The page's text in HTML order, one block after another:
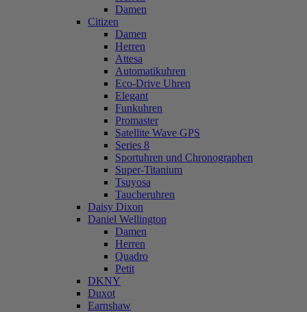
Damen
Citizen
Damen
Herren
Attesa
Automatikuhren
Eco-Drive Uhren
Elegant
Funkuhren
Promaster
Satellite Wave GPS
Series 8
Sportuhren und Chronographen
Super-Titanium
Tsuyosa
Taucheruhren
Daisy Dixon
Daniel Wellington
Damen
Herren
Quadro
Petit
DKNY
Duxot
Earnshaw